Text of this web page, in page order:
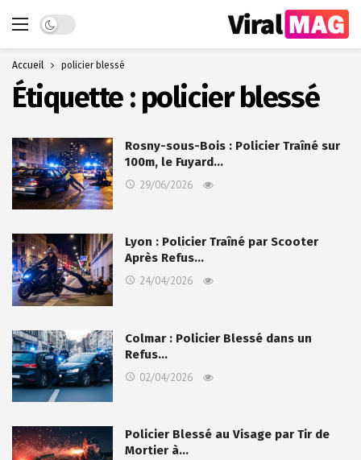
Dark mode
Accueil policier blessé
Étiquette : policier blessé
Rosny-sous-Bois : Policier Traîné sur
100m, le Fuyard…
29/06/2026
Lyon : Policier Traîné par Scooter
Après Refus…
24/04/2026
Colmar : Policier Blessé dans un
Refus…
02/04/2026
Policier Blessé au Visage par Tir de
Mortier à…